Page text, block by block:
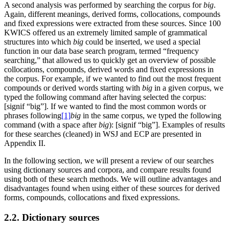
A second analysis was performed by searching the corpus forbig.
Again, different meanings, derived forms, collocations, compounds
and fixed expressions were extracted from these sources. Since 100
KWICS offered us an extremely limited sample of grammatical
structures into which big could be inserted, we used a special
function in our data base search program, termed “frequency
searching,” that allowed us to quickly get an overview of possible
collocations, compounds, derived words and fixed expressions in
the corpus. For example, if we wanted to find out the most frequent
compounds or derived words starting with big in a given corpus, we
typed the following command after having selected the corpus:
[signif “big”]. If we wanted to find the most common words or
phrases following[1]big in the same corpus, we typed the following
command (with a space afterbig): [signif “big”]. Examples of results
for these searches (cleaned) in WSJ and ECP are presented in
Appendix II.
In the following section, we will present a review of our searches
using dictionary sources and corpora, and compare results found
using both of these search methods. We will outline advantages and
disadvantages found when using either of these sources for derived
forms, compounds, collocations and fixed expressions.
2.2. Dictionary sources